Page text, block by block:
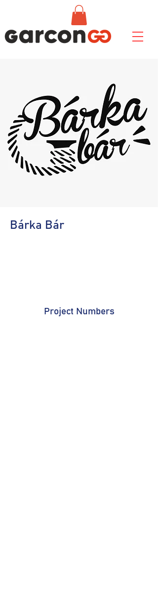
Bárka Bár
Project Numbers